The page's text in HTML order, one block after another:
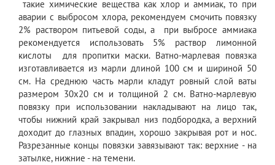
такие химические вещества как хлор и аммиак, то при
аварии с выбросом хлора, рекомендуем смочить повязку
2% раствором питьевой соды, а при выбросе аммиака
рекомендуется использовать 5% раствор лимонной
кислоты для пропитки маски. Ватно-марлевая повязка
изготавливается из марли длиной 100 см и шириной 50
см. На среднюю часть марли кладут ровный слой ваты
размером 30х20 см и толщиной 2 см. Ватно-марлевую
повязку при использовании накладывают на лицо так,
чтобы нижний край закрывал низ подбородка, а верхний
доходит до глазных впадин, хорошо закрывая рот и нос.
Разрезанные концы повязки завязывают так: верхние - на
затылке, нижние - на темени.